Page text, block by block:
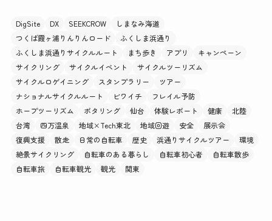
DigSite DX SEEKCROW
しまなみ海道
つくば霞ヶ浦りんりんロード
ふくしま浜通り
ふくしま浜通りサイクルルート
まち歩き アプリ
キャンペーン
サイクリング
サイクルイベント
サイクルツーリズム
サイクルロゲイニング
スタンプラリー
ツアー
ナショナルサイクルルート
ビワイチ
フレイル予防
ホープツーリズム
ポタリング 仙台 体験レポート 健康
北陸
台湾
四万温泉 地域×Tech東北 地域回遊 安全
展示会
復興支援
散走 日常の自転車 歴史 浜通りサイクルツアー
環境
絶景サイクリング
自転車のある暮らし 自転車初心者
自転車散歩
自転車旅
自転車観光 観光 関東